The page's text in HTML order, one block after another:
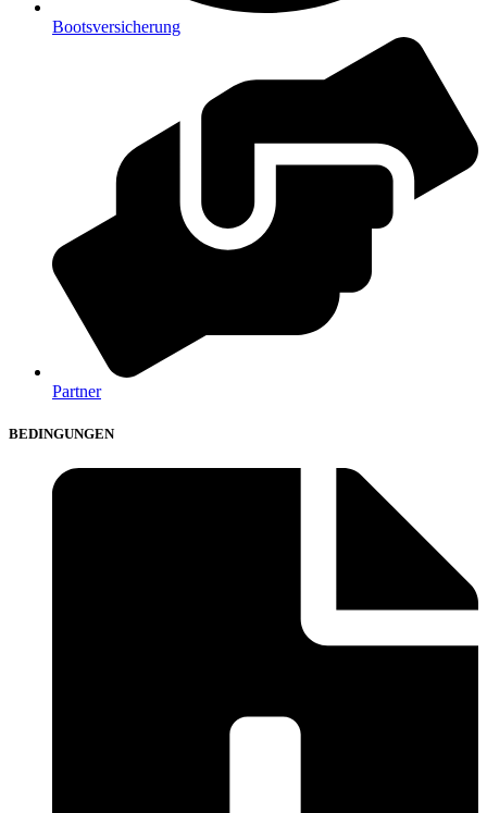
Bootsversicherung
Partner
BEDINGUNGEN